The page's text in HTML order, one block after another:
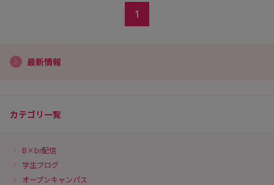
1
最新情報
カテゴリ一覧
B×br配信
学生ブログ
オープンキャンパス